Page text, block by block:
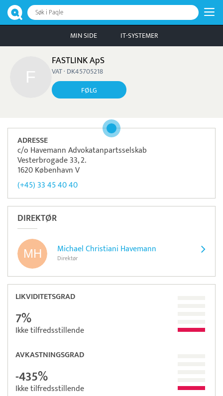
Søk i Paqle
MIN SIDE IT-SYSTEMER
FASTLINK ApS
VAT · DK45705218
FØLG
ADRESSE
c/o Havemann Advokatanpartsselskab
Vesterbrogade 33, 2.
1620 København V
(+45) 33 45 40 40
DIREKTØR
Michael Christiani Havemann
Direktør
LIKVIDITETSGRAD
7%
Ikke tilfredsstillende
AVKASTNINGSGRAD
-435%
Ikke tilfredsstillende